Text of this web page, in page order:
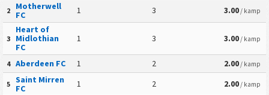
2
Motherwell
FC
1 3 3.00/ kamp
3
Heart of
Midlothian
FC
1 3 3.00/ kamp
4 Aberdeen FC 1 2 2.00/ kamp
5 Saint Mirren
FC
1 2 2.00/ kamp